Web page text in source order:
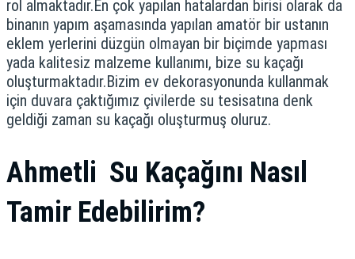
rol almaktadır.En çok yapılan hatalardan birisi olarak da
binanın yapım aşamasında yapılan amatör bir ustanın
eklem yerlerini düzgün olmayan bir biçimde yapması
yada kalitesiz malzeme kullanımı, bize su kaçağı
oluşturmaktadır.Bizim ev dekorasyonunda kullanmak
için duvara çaktığımız çivilerde su tesisatına denk
geldiği zaman su kaçağı oluşturmuş oluruz.
Ahmetli Su Kaçağını Nasıl
Tamir Edebilirim?